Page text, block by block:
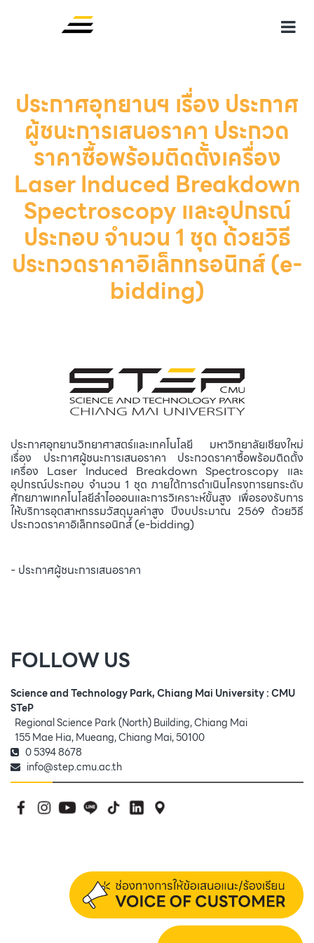
ประกาศอุทยานฯ เรื่อง ประกาศ
ผู้ชนะการเสนอราคา ประกวด
ราคาซื้อพร้อมติดตั้งเครื่อง
Laser Induced Breakdown
Spectroscopy และอุปกรณ์
ประกอบ จำนวน 1 ชุด ด้วยวิธี
ประกวดราคาอิเล็กทรอนิกส์ (e-
bidding)
ประกาศอุทยานวิทยาศาสตร์และเทคโนโลยี มหาวิทยาลัยเชียงใหม่
เรื่อง ประกาศผู้ชนะการเสนอราคา ประกวดราคาซื้อพร้อมติดตั้ง
เครื่อง Laser Induced Breakdown Spectroscopy และ
อุปกรณ์ประกอบ จำนวน 1 ชุด ภายใต้การดำเนินโครงการยกระดับ
ศักยภาพเทคโนโลยีลำไอออนและการวิเคราะห์ขั้นสูง เพื่อรองรับการ
ให้บริการอุตสาหกรรมวัสดุมูลค่าสูง ปีงบประมาณ 2569 ด้วยวิธี
ประกวดราคาอิเล็กทรอนิกส์ (e-bidding)
- ประกาศผู้ชนะการเสนอราคา
FOLLOW US
Science and Technology Park, Chiang Mai University : CMU
STeP
Regional Science Park (North) Building, Chiang Mai
155 Mae Hia, Mueang, Chiang Mai, 50100
0 5394 8678
info@step.cmu.ac.th